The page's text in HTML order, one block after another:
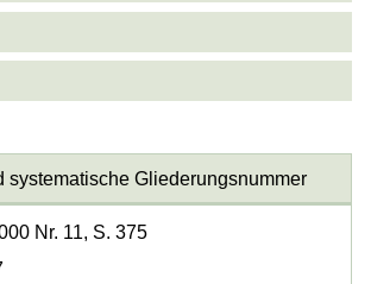
systematische Gliederungsnummer
Nr. 11, S. 375